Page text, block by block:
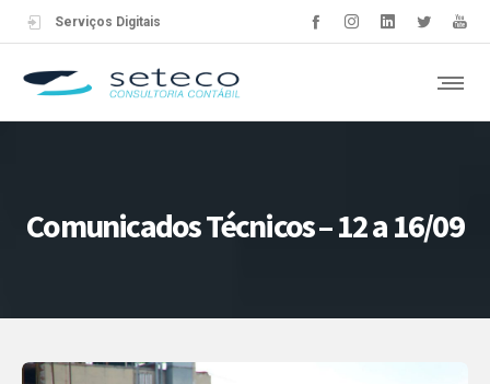
Serviços Digitais
Comunicados Técnicos – 12 a 16/09